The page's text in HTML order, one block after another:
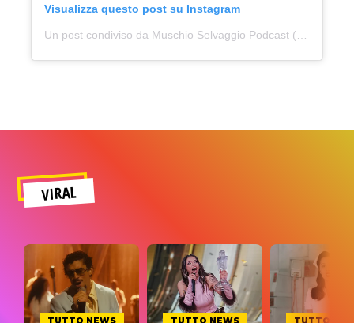
Visualizza questo post su Instagram
Un post condiviso da Muschio Selvaggio Podcast (@muschioselvaggio)
VIRAL
TUTTO NEWS TUTTO NEWS TUTTO